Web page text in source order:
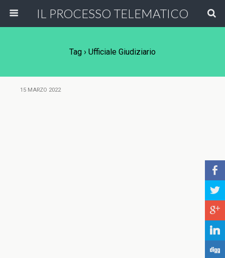
IL PROCESSO TELEMATICO
Tag › Ufficiale Giudiziario
15 MARZO 2022
b
a
c
j
F